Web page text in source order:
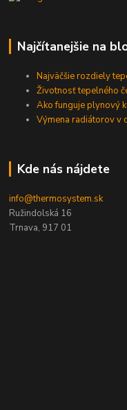
Najčítanejšie na
Najväčšie rozdiely
Životnosť tepelného
Ako funguje plynový
Výmena radiátorov v
Kde nás nájdete
info@thermosystem.sk
Ružindolská 16
Trnava, 917 01